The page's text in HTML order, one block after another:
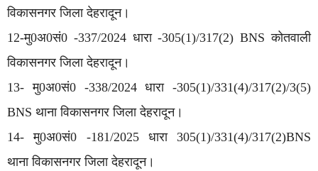
विकासनगर जिला देहरादून।
12-मु0अ0सं0 -337/2024 धारा -305(1)/317(2) BNS कोतवाली
विकासनगर जिला देहरादून।
13- मु0अ0सं0 -338/2024 धारा -305(1)/331(4)/317(2)/3(5)
BNS थाना विकासनगर जिला देहरादून।
14- मु0अ0सं0 -181/2025 धारा 305(1)/331(4)/317(2)BNS
थाना विकासनगर जिला देहरादून।